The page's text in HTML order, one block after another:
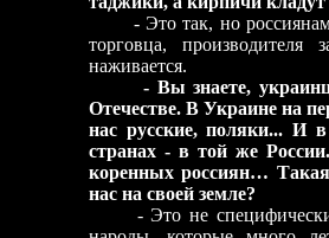
- Это так, но
торговца,
наживается.
- Вы знаете,
Отечестве. В Украине на
нас русские, поляки... И
странах - в той же
коренных россиян…
нас на своей земле?
- Это не специфически